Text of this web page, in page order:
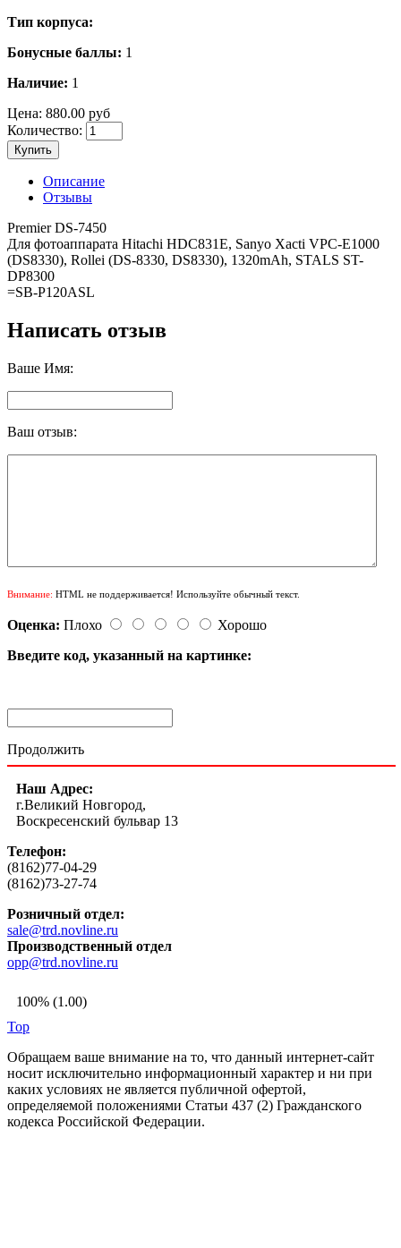
Тип корпуса:
Бонусные баллы: 1
Наличие: 1
Цена: 880.00 руб
Количество:
Купить
Описание
Отзывы
Premier DS-7450
Для фотоаппарата Hitachi HDC831E, Sanyo Xacti VPC-E1000
(DS8330), Rollei (DS-8330, DS8330), 1320mAh, STALS ST-
DP8300
=SB-P120ASL
Написать отзыв
Ваше Имя:
Ваш отзыв:
Внимание: HTML не поддерживается! Используйте обычный текст.
Оценка: Плохо
Хорошо
Введите код, указанный на картинке:
Продолжить
Наш Адрес:
г.Великий Новгород,
Воскресенский бульвар 13
Телефон:
(8162)77-04-29
(8162)73-27-74
Розничный отдел:
sale@trd.novline.ru
Производственный отдел
opp@trd.novline.ru
100% (1.00)
Top
Обращаем ваше внимание на то, что данный интернет-сайт
носит исключительно информационный характер и ни при
каких условиях не является публичной офертой,
определяемой положениями Статьи 437 (2) Гражданского
кодекса Российской Федерации.